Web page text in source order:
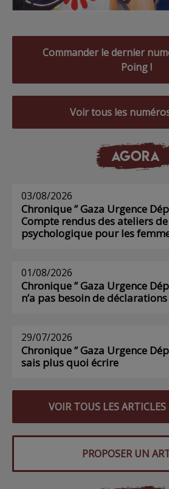
Commander le dernier
Poing !
Voir tous les
AGORA
03/08/2026
Chronique ” Gaza Urgence
Compte rendus des ateliers
psychologique pour les
01/08/2026
Chronique ” Gaza Urgence
n’a pas besoin de
29/07/2026
Chronique ” Gaza Urgence
sais plus quoi écrire
VOIR TOUS LES
PROPOSER UN